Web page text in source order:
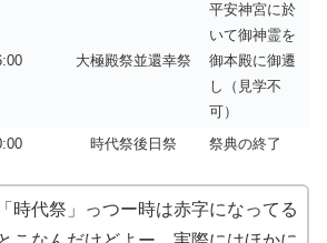
大極殿祭並還幸祭
平安神宮に於
いて御神霊を
御本殿に御遷
し（見学不
可）
時代祭後日祭 祭典の終了
時代祭」っつー時は赤字になってる